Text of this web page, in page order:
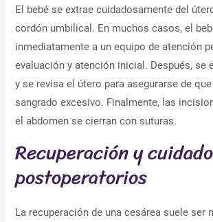
El bebé se extrae cuidadosamente del
cordón umbilical. En muchos casos, el
inmediatamente a un equipo de atención
evaluación y atención inicial. Después, se
y se revisa el útero para asegurarse de
sangrado excesivo. Finalmente, las
el abdomen se cierran con suturas.
Recuperación y
postoperatorios
La recuperación de una cesárea suele ser